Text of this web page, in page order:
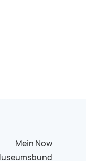
Mein Now